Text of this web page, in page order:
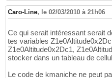
Caro-Line, le 02/03/2010 à 21h06
Ce qui serait intéressant serait
tes variables
Z1e0Altitude0x2Dc1,
stocker dans un tableau de
Le code de kmaniche ne peut